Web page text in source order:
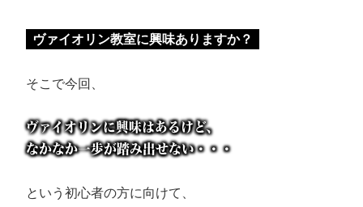
ヴァイオリン教室に興味ありますか？
そこで今回、
ヴァイオリンに興味はあるけど、
なかなか一歩が踏み出せない・・・
という初心者の方に向けて、